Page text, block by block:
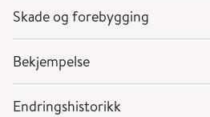
Skade og forebygging
Bekjempelse
Endringshistorikk